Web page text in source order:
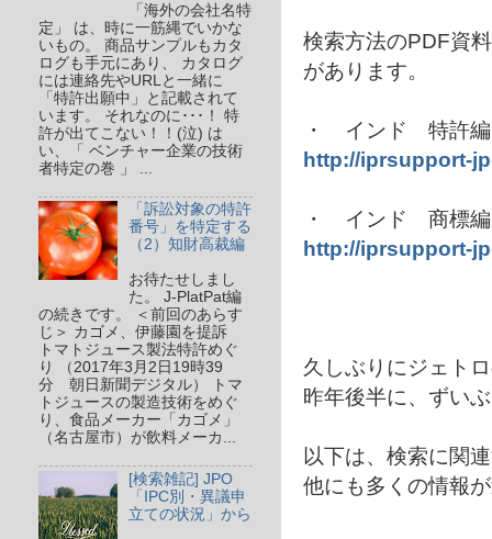
検索方法のPDF資
があります。
・ インド 特許
http://iprsupport-
・ インド 商標
http://iprsupport-
久しぶりにジェト
昨年後半に、ずい
以下は、検索に関
他にも多くの情報
「海外の会社名特
定」 は、時に一筋縄でいかな
いもの。 商品サンプルもカタ
ログも手元にあり、 カタログ
には連絡先やURLと一緒に
「特許出願中」と記載されて
います。 それなのに･･･！ 特
許が出てこない！！(泣) は
い、「 ベンチャー企業の技術
者特定の巻 」 ...
「訴訟対象の特許
番号」を特定する
（2）知財高裁編
お待たせしまし
た。 J-PlatPat編
の続きです。 ＜前回のあらす
じ＞ カゴメ、伊藤園を提訴
トマトジュース製法特許めぐ
り （2017年3月2日19時39
分 朝日新聞デジタル） トマ
トジュースの製造技術をめぐ
り、食品メーカー「カゴメ」
（名古屋市）が飲料メーカ...
[検索雑記] JPO
「IPC別・異議申
立ての状況」から